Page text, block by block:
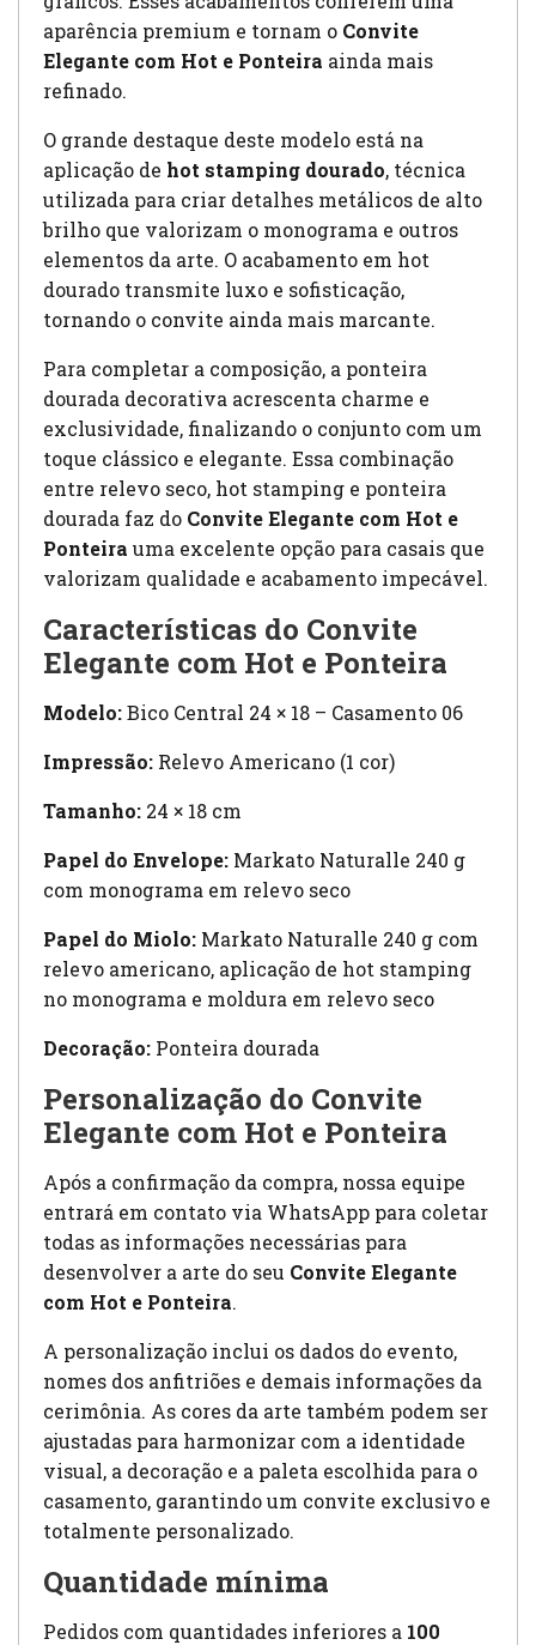
aparência premium e tornam o Convite
Elegante com Hot e Ponteira ainda mais
refinado.
O grande destaque deste modelo está na
aplicação de hot stamping dourado, técnica
utilizada para criar detalhes metálicos de alto
brilho que valorizam o monograma e outros
elementos da arte. O acabamento em hot
dourado transmite luxo e sofisticação,
tornando o convite ainda mais marcante.
Para completar a composição, a ponteira
dourada decorativa acrescenta charme e
exclusividade, finalizando o conjunto com um
toque clássico e elegante. Essa combinação
entre relevo seco, hot stamping e ponteira
dourada faz do Convite Elegante com Hot e
Ponteira uma excelente opção para casais que
valorizam qualidade e acabamento impecável.
Características do Convite
Elegante com Hot e Ponteira
Modelo:Bico Central 24 × 18 – Casamento 06
Impressão: Relevo Americano (1 cor)
Tamanho: 24 × 18 cm
Papel do Envelope: Markato Naturalle 240 g
com monograma em relevo seco
Papel do Miolo: Markato Naturalle 240 g com
relevo americano, aplicação de hot stamping
no monograma e moldura em relevo seco
Decoração: Ponteira dourada
Personalização do Convite
Elegante com Hot e Ponteira
Após a confirmação da compra, nossa equipe
entrará em contato via WhatsApp para coletar
todas as informações necessárias para
desenvolver a arte do seu Convite Elegante
com Hot e Ponteira.
A personalização inclui os dados do evento,
nomes dos anfitriões e demais informações da
cerimônia. As cores da arte também podem ser
ajustadas para harmonizar com a identidade
visual, a decoração e a paleta escolhida para o
casamento, garantindo um convite exclusivo e
totalmente personalizado.
Quantidade mínima
Pedidos com quantidades inferiores a 100